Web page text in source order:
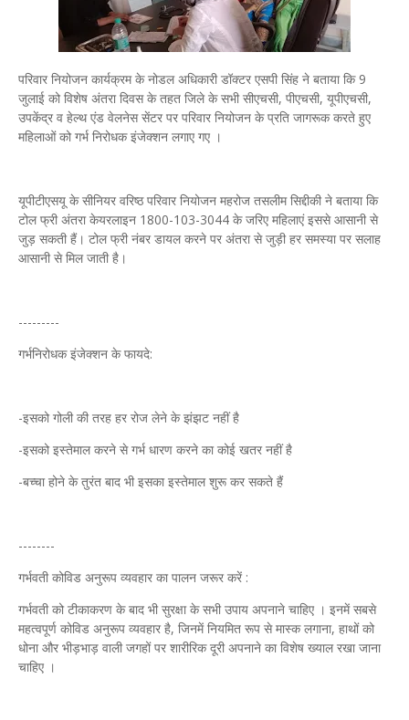
परिवार नियोजन कार्यक्रम के नोडल अधिकारी डॉक्टर एसपी सिंह ने बताया कि 9
जुलाई को विशेष अंतरा दिवस के तहत जिले के सभी सीएचसी, पीएचसी, यूपीएचसी,
उपकेंद्र व हेल्थ एंड वेलनेस सेंटर पर परिवार नियोजन के प्रति जागरूक करते हुए
महिलाओं को गर्भ निरोधक इंजेक्शन लगाए गए ।
यूपीटीएसयू के सीनियर वरिष्ठ परिवार नियोजन महरोज तसलीम सिद्दीकी ने बताया कि
टोल फ्री अंतरा केयरलाइन 1800-103-3044 के जरिए महिलाएं इससे आसानी से
जुड़ सकती हैं। टोल फ्री नंबर डायल करने पर अंतरा से जुड़ी हर समस्या पर सलाह
आसानी से मिल जाती है।
---------
गर्भनिरोधक इंजेक्शन के फायदे:
-इसको गोली की तरह हर रोज लेने के झंझट नहीं है
-इसको इस्तेमाल करने से गर्भ धारण करने का कोई खतर नहीं है
-बच्चा होने के तुरंत बाद भी इसका इस्तेमाल शुरू कर सकते हैं
--------
गर्भवती कोविड अनुरूप व्यवहार का पालन जरूर करें :
गर्भवती को टीकाकरण के बाद भी सुरक्षा के सभी उपाय अपनाने चाहिए । इनमें सबसे
महत्वपूर्ण कोविड अनुरूप व्यवहार है, जिनमें नियमित रूप से मास्क लगाना, हाथों को
धोना और भीड़भाड़ वाली जगहों पर शारीरिक दूरी अपनाने का विशेष ख्याल रखा जाना
चाहिए ।